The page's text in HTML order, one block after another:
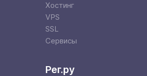
Хостинг
VPS
SSL
Сервисы
Рег.ру